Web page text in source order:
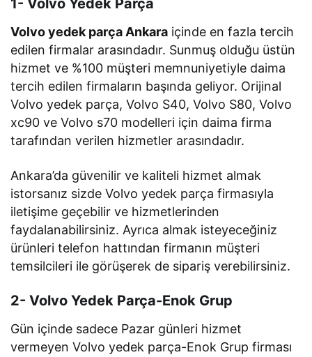
1- Volvo Yedek Parça
Volvo yedek parça Ankara içinde en fazla tercih
edilen firmalar arasındadır. Sunmuş olduğu üstün
hizmet ve %100 müşteri memnuniyetiyle daima
tercih edilen firmaların başında geliyor. Orijinal
Volvo yedek parça, Volvo S40, Volvo S80, Volvo
xc90 ve Volvo s70 modelleri için daima firma
tarafından verilen hizmetler arasındadır.
Ankara’da güvenilir ve kaliteli hizmet almak
istorsanız sizde Volvo yedek parça firmasıyla
iletişime geçebilir ve hizmetlerinden
faydalanabilirsiniz. Ayrıca almak isteyeceğiniz
ürünleri telefon hattından firmanın müşteri
temsilcileri ile görüşerek de sipariş verebilirsiniz.
2- Volvo Yedek Parça-Enok Grup
Gün içinde sadece Pazar günleri hizmet
vermeyen Volvo yedek parça-Enok Grup firması